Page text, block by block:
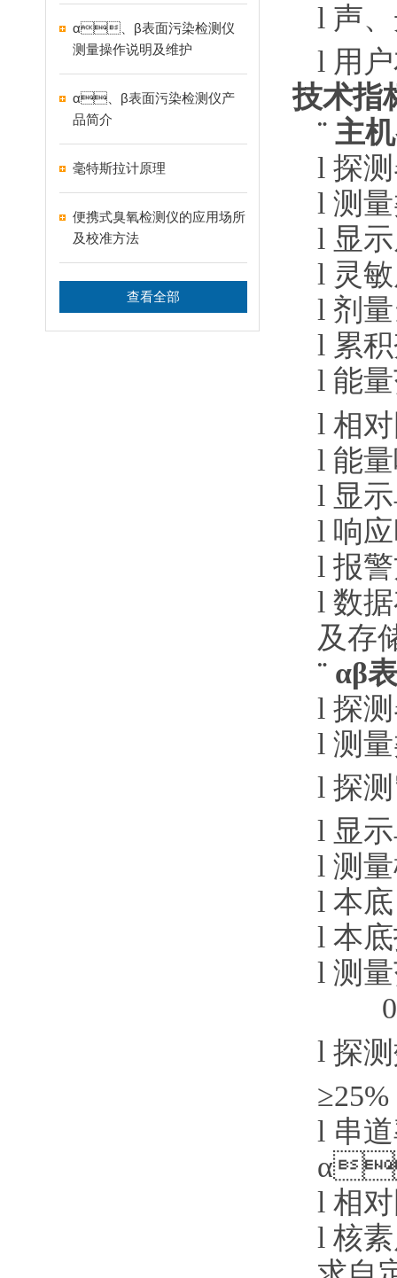
α、β表面污染检测仪
测量操作说明及维护
α、β表面污染检测仪产
品简介
毫特斯拉计原理
便携式臭氧检测仪的应用场所
及校准方法
查看全部
l 声
l 用
技术指标
¨ 主机
l 探测
l 测量
l 显示
l 灵敏
l 剂量
l 累积
l 能量
l 相对
l 能量
l 显示
l 响应
l 报警
l 数据
及存
¨ αβ
l 探测
l 测量
l 探测
l 显示
l 测量
l 本底
l 本底
l 测量
l 探测
≥25%
l 串道
α
l 相对
l 核素